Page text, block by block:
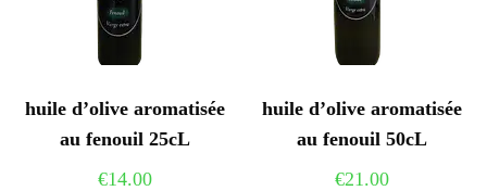
huile d’olive aromatisée
au fenouil 25cL
€14.00
huile d’olive aromatisée
au fenouil 50cL
€21.00